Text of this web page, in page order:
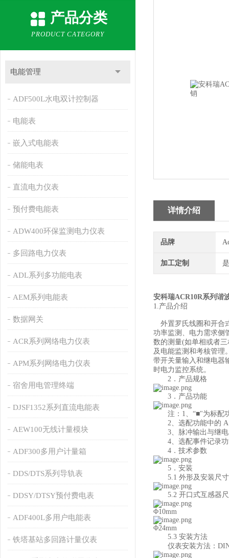
产品分类
PRODUCT CATEGORY
电能管理
ADF500L水电双计控制器
电能表
嵌入式电能表
储能电表
直流电力仪表
预付费电能表
ADW400环保监测电力仪表
多回路电力仪表
ADL系列多功能电表
AEM系列电能表
数据网关
ACR系列网络电力仪表
APM系列网络电力仪表
宿舍用电管理终端
DJSF1352系列直流电能表
AEW100无线计量模块
ADF300多用户计量箱
DDS/DTS系列导轨表
DDSY/DTSY预付费电表
ADF400L多用户电能表
铁塔基站多回路计量仪表
详情介绍
品牌
加工定制
安科瑞ACR10R系列谐
1.产品介绍
外置罗氏线圈和开合
功率监测、电力需求侧
数的测量(如单相或者
及电能监测和考核管理
带开关量输入和继电器
时电力监控系统。
2．产品规格
3．产品功能
注：1、“■"为标配功
2、选配功能中的
3、脉冲输出与继电
4、选配事件记录功
4．技术参数
5．安装
5.1 外形及安装尺寸
5.2 开口式互感器尺
5.3 安装方法
仪表安装方法：DIN